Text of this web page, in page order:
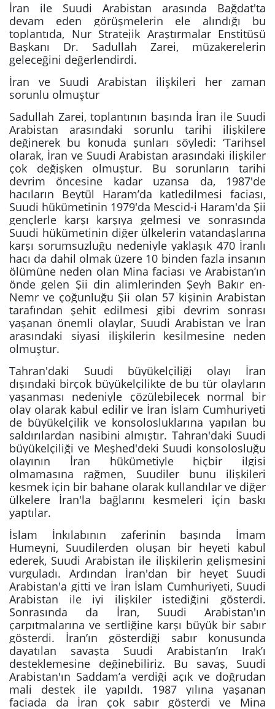
İran ile Suudi Arabistan arasında Bağdat'ta
devam eden görüşmelerin ele alındığı bu
toplantıda, Nur Stratejik Araştırmalar Enstitüsü
Başkanı Dr. Sadullah Zarei, müzakerelerin
geleceğini değerlendirdi.
İran ve Suudi Arabistan ilişkileri her zaman
sorunlu olmuştur
Sadullah Zarei, toplantının başında İran ile Suudi
Arabistan arasındaki sorunlu tarihi ilişkilere
değinerek bu konuda şunları söyledi: ‘Tarihsel
olarak, İran ve Suudi Arabistan arasındaki ilişkiler
çok değişken olmuştur. Bu sorunların tarihi
devrim öncesine kadar uzansa da, 1987'de
hacıların Beytül Haram’da katledilmesi faciası,
Suudi hükümetinin 1979'da Mescid-i Haram'da Şii
gençlerle karşı karşıya gelmesi ve sonrasında
Suudi hükümetinin diğer ülkelerin vatandaşlarına
karşı sorumsuzluğu nedeniyle yaklaşık 470 İranlı
hacı da dahil olmak üzere 10 binden fazla insanın
ölümüne neden olan Mina faciası ve Arabistan’ın
önde gelen Şii din alimlerinden Şeyh Bakır en-
Nemr ve çoğunluğu Şii olan 57 kişinin Arabistan
tarafından şehit edilmesi gibi devrim sonrası
yaşanan önemli olaylar, Suudi Arabistan ve İran
arasındaki siyasi ilişkilerin kesilmesine neden
olmuştur.
Tahran'daki Suudi büyükelçiliği olayı İran
dışındaki birçok büyükelçilikte de bu tür olayların
yaşanması nedeniyle çözülebilecek normal bir
olay olarak kabul edilir ve İran İslam Cumhuriyeti
de büyükelçilik ve konsolosluklarına yapılan bu
saldırılardan nasibini almıştır. Tahran'daki Suudi
büyükelçiliği ve Meşhed'deki Suudi konsolosluğu
olayının İran hükümetiyle hiçbir ilgisi
olmamasına rağmen, Suudiler bunu ilişkileri
kesmek için bir bahane olarak kullandılar ve diğer
ülkelere İran'la bağlarını kesmeleri için baskı
yaptılar.
İslam İnkılabının zaferinin başında İmam
Humeyni, Suudilerden oluşan bir heyeti kabul
ederek, Suudi Arabistan ile ilişkilerin gelişmesini
vurguladı. Ardından İran'dan bir heyet Suudi
Arabistan'a gitti ve İran İslam Cumhuriyeti, Suudi
Arabistan ile iyi ilişkiler istediğini gösterdi.
Sonrasında da İran, Suudi Arabistan'ın
çarpıtmalarına ve sertliğine karşı büyük bir sabır
gösterdi. İran’ın gösterdiği sabır konusunda
dayatılan savaşta Suudi Arabistan’ın Irak’ı
desteklemesine değinebiliriz. Bu savaş, Suudi
Arabistan'ın Saddam’a verdiği açık ve doğrudan
mali destek ile yapıldı. 1987 yılına yaşanan
faciada da İran çok sabır gösterdi ve Mina